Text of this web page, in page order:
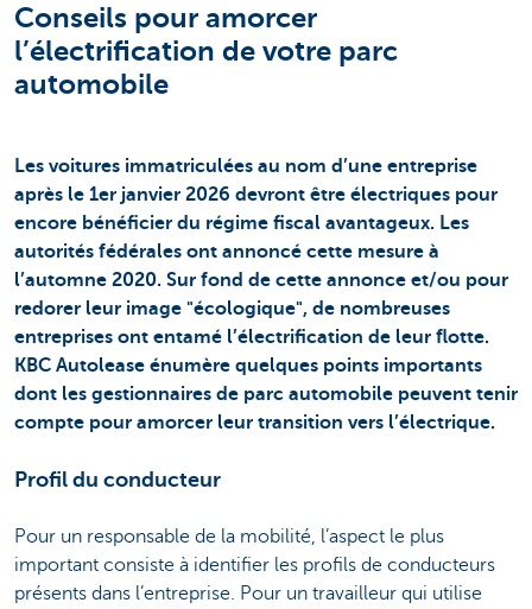
Conseils pour amorcer
l’électrification de votre parc
automobile
Les voitures immatriculées au nom d’une entreprise
après le 1er janvier 2026 devront être électriques pour
encore bénéficier du régime fiscal avantageux. Les
autorités fédérales ont annoncé cette mesure à
l’automne 2020. Sur fond de cette annonce et/ou pour
redorer leur image "écologique", de nombreuses
entreprises ont entamé l’électrification de leur flotte.
KBC Autolease énumère quelques points importants
dont les gestionnaires de parc automobile peuvent tenir
compte pour amorcer leur transition vers l’électrique.
Profil du conducteur
Pour un responsable de la mobilité, l’aspect le plus
important consiste à identifier les profils de conducteurs
présents dans l’entreprise. Pour un travailleur qui utilise